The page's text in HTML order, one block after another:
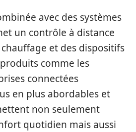
avec des systèmes
un contrôle à distance
chauffage et des dispositifs
comme les
connectées
en plus abordables et
non seulement
quotidien mais aussi